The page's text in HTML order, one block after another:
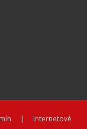
| Internetové